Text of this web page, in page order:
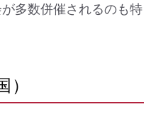
多数併催されるのも特